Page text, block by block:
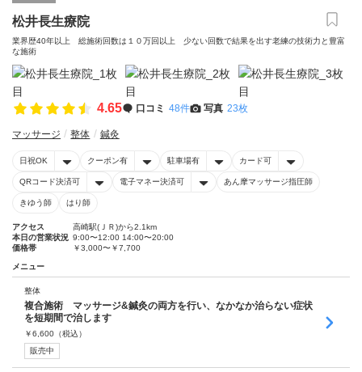
松井長生療院
業界歴40年以上 総施術回数は１０万回以上 少ない回数で結果を出す老練の技術力と豊富
な施術
4.65 口コミ 48件 写真 23枚
マッサージ 整体 鍼灸
日祝OK クーポン有 駐車場有 カード可
QRコード決済可 電子マネー決済可 あん摩マッサージ指圧師
きゆう師 はり師
アクセス
高崎駅(ＪＲ)から2.1km
本日の営業状況 9:00〜12:00 14:00〜20:00
価格帯
￥3,000〜￥7,700
メニュー
整体
複合施術 マッサージ&鍼灸の両方を行い、なかなか治らない症状
を短期間で治します
￥6,600 （税込）
販売中